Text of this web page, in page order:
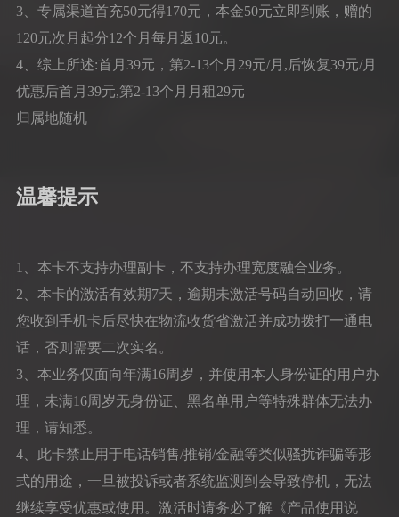
3、专属渠道首充50元得170元，本金50元立即到账，赠的
120元次月起分12个月每月返10元。
4、综上所述:首月39元，第2-13个月29元/月,后恢复39元/月
优惠后首月39元,第2-13个月月租29元
归属地随机
温馨提示
1、本卡不支持办理副卡，不支持办理宽度融合业务。
2、本卡的激活有效期7天，逾期未激活号码自动回收，请
您收到手机卡后尽快在物流收货省激活并成功拨打一通电
话，否则需要二次实名。
3、本业务仅面向年满16周岁，并使用本人身份证的用户办
理，未满16周岁无身份证、黑名单用户等特殊群体无法办
理，请知悉。
4、此卡禁止用于电话销售/推销/金融等类似骚扰诈骗等形
式的用途，一旦被投诉或者系统监测到会导致停机，无法
继续享受优惠或使用。激活时请务必了解《产品使用说